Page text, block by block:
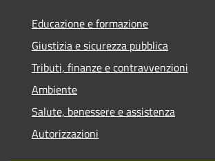
Educazione e formazione
Giustizia e sicurezza pubblica
Tributi, finanze e contravvenzioni
Ambiente
Salute, benessere e assistenza
Autorizzazioni